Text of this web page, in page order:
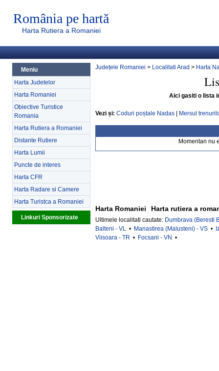
România pe hartă
Harta Rutiera a Romaniei
Meniu
Harta Judetelor
Harta Romaniei
Obiective Turistice
Romania
Harta Rutiera a Romaniei
Distante Rutiere
Harta Lumii
Puncte de interes
Harta CFR
Harta Radare si Camere
Harta Turistca a Romaniei
Linkuri Sponsorizate
Județele Romaniei > Localitati Arad > Harta
Aici gasiti o lista
Vezi și: Coduri poștale Nadas Mersul
Momentan nu
Harta Romaniei Harta rutiera a
Ultimele localitati cautate: Dumbrava (Beresti
Balteni - VL • Manastirea (Malusteni) - VS •
Viisoara - TR • Focsani - VN •